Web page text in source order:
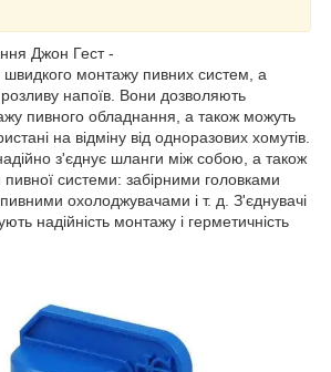
Джон Гест -
швидкого монтажу пивних систем, а
напоїв. Вони дозволяють
пивного обладнання, а також можуть
на відміну від одноразових хомутів.
з'єднує шланги між собою, а також
системи: забірними головками
охолоджувачами і т. д. З'єднувачі
надійність монтажу і герметичність